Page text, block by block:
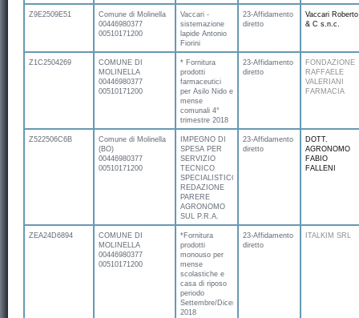
Z9E2509E51
Comune di Molinella
00446980377
00510171200
Vaccari -
sistemazione
lapide Antonio
Fiorini
23-Affidamento
diretto
Vaccari Roberto
& C s.n.c.
Z1C2504269
COMUNE DI
MOLINELLA
00446980377
00510171200
* Fornitura
prodotti
farmaceutici
per Asilo Nido e
mense
comunali 4°
trimestre 2018
23-Affidamento
diretto
FONDAZIONE
RAFFAELE
VALERIANI
FARMACIA
Z522506C6B
Comune di Molinella
(BO)
00446980377
00510171200
IMPEGNO DI
SPESA PER
SERVIZIO
TECNICO
SPECIALISTICO
REDAZIONE
PARERE
AGRONOMO
SUL P.R.A.
23-Affidamento
diretto
DOTT.
AGRONOMO
FABIO
FALLENI
ZEA24D6894
COMUNE DI
MOLINELLA
00446980377
00510171200
*Fornitura
prodotti
monouso per
mense
scolastiche e
casa di riposo
periodo
Settembre/Dicembre
2018
23-Affidamento
diretto
ITALKIM SRL